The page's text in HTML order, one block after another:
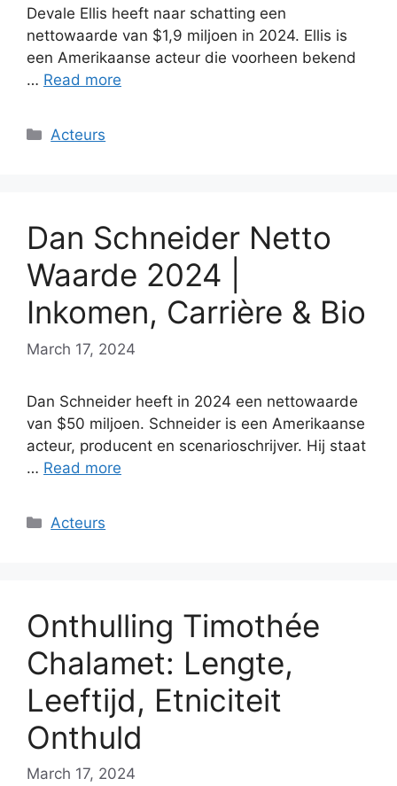
Devale Ellis heeft naar schatting een
nettowaarde van $1,9 miljoen in 2024. Ellis is
een Amerikaanse acteur die voorheen bekend
… Read more
Categories
Acteurs
Dan Schneider Netto
Waarde 2024 |
Inkomen, Carrière & Bio
March 17, 2024
Dan Schneider heeft in 2024 een nettowaarde
van $50 miljoen. Schneider is een Amerikaanse
acteur, producent en scenarioschrijver. Hij staat
… Read more
Categories
Acteurs
Onthulling Timothée
Chalamet: Lengte,
Leeftijd, Etniciteit
Onthuld
March 17, 2024